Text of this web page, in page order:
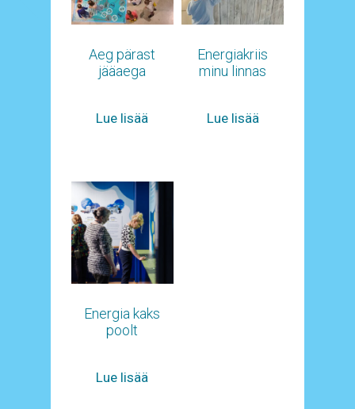
Aeg pärast
jääaega
Lue lisää
Energiakriis
minu linnas
Lue lisää
Energia kaks
poolt
Lue lisää